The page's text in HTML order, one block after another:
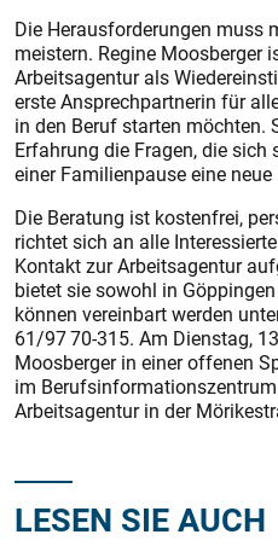
Die Herausforderungen muss
meistern. Regine Moosberger
Arbeitsagentur als
erste Ansprechpartnerin für
in den Beruf starten möchten.
Erfahrung die Fragen, die sich
einer Familienpause eine
Die Beratung ist kostenfrei,
richtet sich an alle
Kontakt zur Arbeitsagentur
bietet sie sowohl in
können vereinbart werden
61/97 70-315. Am Dienstag,
Moosberger in einer offenen
im
Arbeitsagentur in der
LESEN SIE AUCH